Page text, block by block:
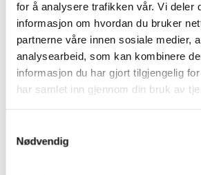
for å analysere trafikken vår. Vi deler
informasjon om hvordan du bruker
partnerne våre innen sosiale medier,
analysearbeid, som kan kombinere
informasjon du har gjort tilgjengelig
har samlet inn gjennom din bruk av
Nødvendig
Meldinger
Høy og
varsler
E-post,
Navigering
GPS/
ski,